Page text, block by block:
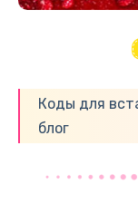
Коды для
блог